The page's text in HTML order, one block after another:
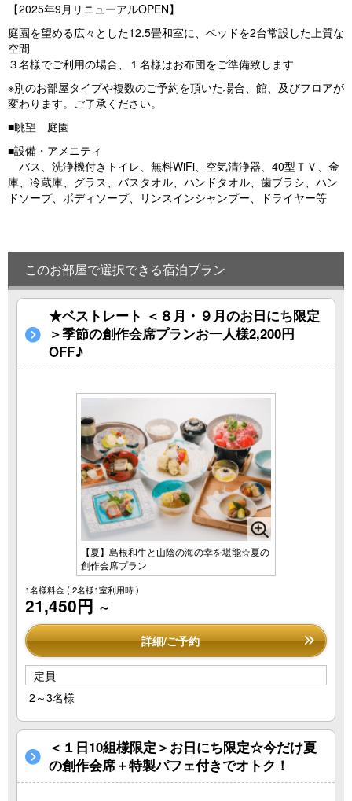
o
u
s
【2025年9月リニューアルOPEN】
庭園を望める広々とした12.5畳和室に、ベッドを2台常設した上質な
空間
３名様でご利用の場合、１名様はお布団をご準備致します
※別のお部屋タイプや複数のご予約を頂いた場合、館、及びフロアが
変わります。ご了承ください。
■眺望 庭園
■設備・アメニティ
バス、洗浄機付きトイレ、無料WiFi、空気清浄器、40型ＴＶ、金
庫、冷蔵庫、グラス、バスタオル、ハンドタオル、歯ブラシ、ハン
ドソープ、ボディソープ、リンスインシャンプー、ドライヤー等
このお部屋で選択できる宿泊プラン
★ベストレート ＜８月・９月のお日にち限定
＞季節の創作会席プランお一人様2,200円
OFF♪
【夏】島根和牛と山陰の海の幸を堪能☆夏の
創作会席プラン
1名様料金( 2名様1室利用時 )
21,450円 ～
詳細/ご予約
定員
2～3名様
＜１日10組様限定＞お日にち限定☆今だけ夏
の創作会席＋特製パフェ付きでオトク！